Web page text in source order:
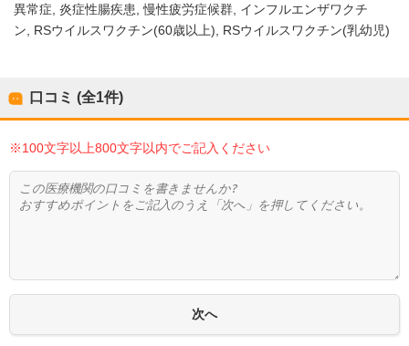
異常症 炎症性腸疾患 慢性疲労症候群 インフルエンザワクチ
ン
RSウイルスワクチン(60歳以上) RSウイルスワクチン(乳幼児)
口コミ (全1件)
※100文字以上800文字以内でご記入ください